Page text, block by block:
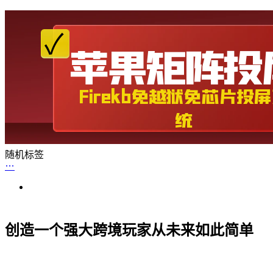
随机标签
创造一个强大跨境玩家从未来如此简单